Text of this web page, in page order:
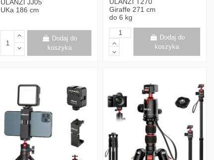
ULANZI JJ05
UKa 186 cm
Dodaj do
koszyka
ULANZI T270
Giraffe 271 cm
do 6 kg
Dodaj do
koszyka